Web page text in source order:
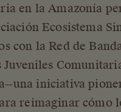
en la Amazonía
Ecosistema
con la Red de
iniciativa
reimaginar cómo